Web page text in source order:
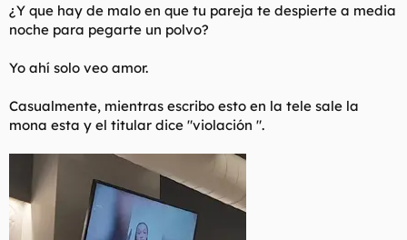
¿Y que hay de malo en que tu pareja te despierte a media
noche para pegarte un polvo?
Yo ahí solo veo amor.
Casualmente, mientras escribo esto en la tele sale la
mona esta y el titular dice "violación ".